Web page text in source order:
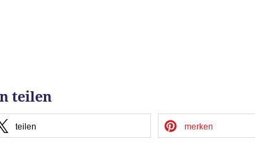
teilen
teilen merken